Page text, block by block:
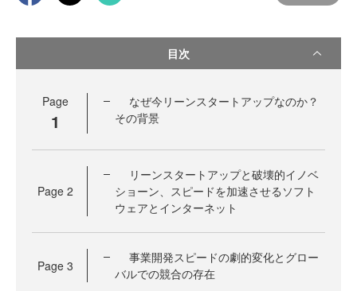
目次
Page
1
なぜ今リーンスタートアップなのか？
その背景
Page 2
リーンスタートアップと破壊的イノベ
ショーン、スピードを加速させるソフト
ウェアとインターネット
Page 3
事業開発スピードの劇的変化とグロー
バルでの競合の存在